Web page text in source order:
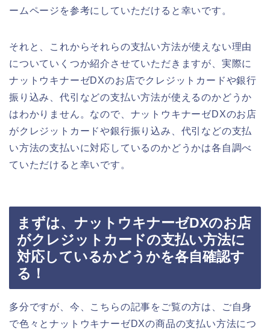
ームページを参考にしていただけると幸いです。
それと、これからそれらの支払い方法が使えない理由
についていくつか紹介させていただきますが、実際に
ナットウキナーゼDXのお店でクレジットカードや銀行
振り込み、代引などの支払い方法が使えるのかどうか
はわかりません。なので、ナットウキナーゼDXのお店
がクレジットカードや銀行振り込み、代引などの支払
い方法の支払いに対応しているのかどうかは各自調べ
ていただけると幸いです。
まずは、ナットウキナーゼDXのお店
がクレジットカードの支払い方法に
対応しているかどうかを各自確認す
る！
多分ですが、今、こちらの記事をご覧の方は、ご自身
で色々とナットウキナーゼDXの商品の支払い方法につ